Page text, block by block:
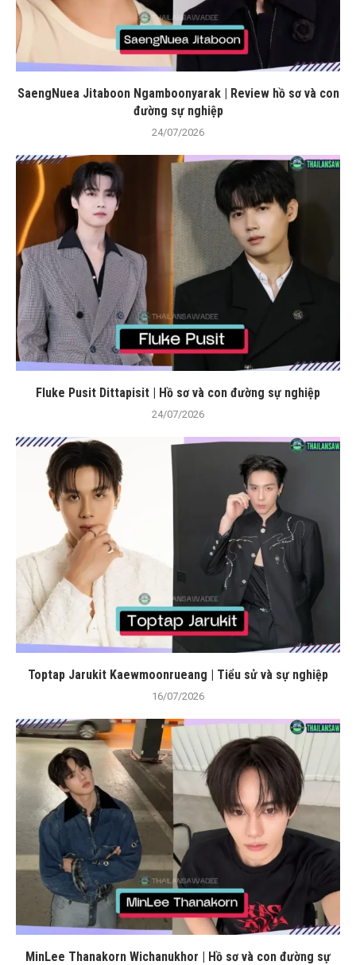
SaengNuea Jitaboon Ngamboonyarak | Review hồ sơ và con
đường sự nghiệp
24/07/2026
Fluke Pusit Dittapisit | Hồ sơ và con đường sự nghiệp
24/07/2026
Toptap Jarukit Kaewmoonrueang | Tiểu sử và sự nghiệp
16/07/2026
MinLee Thanakorn Wichanukhor | Hồ sơ và con đường sự